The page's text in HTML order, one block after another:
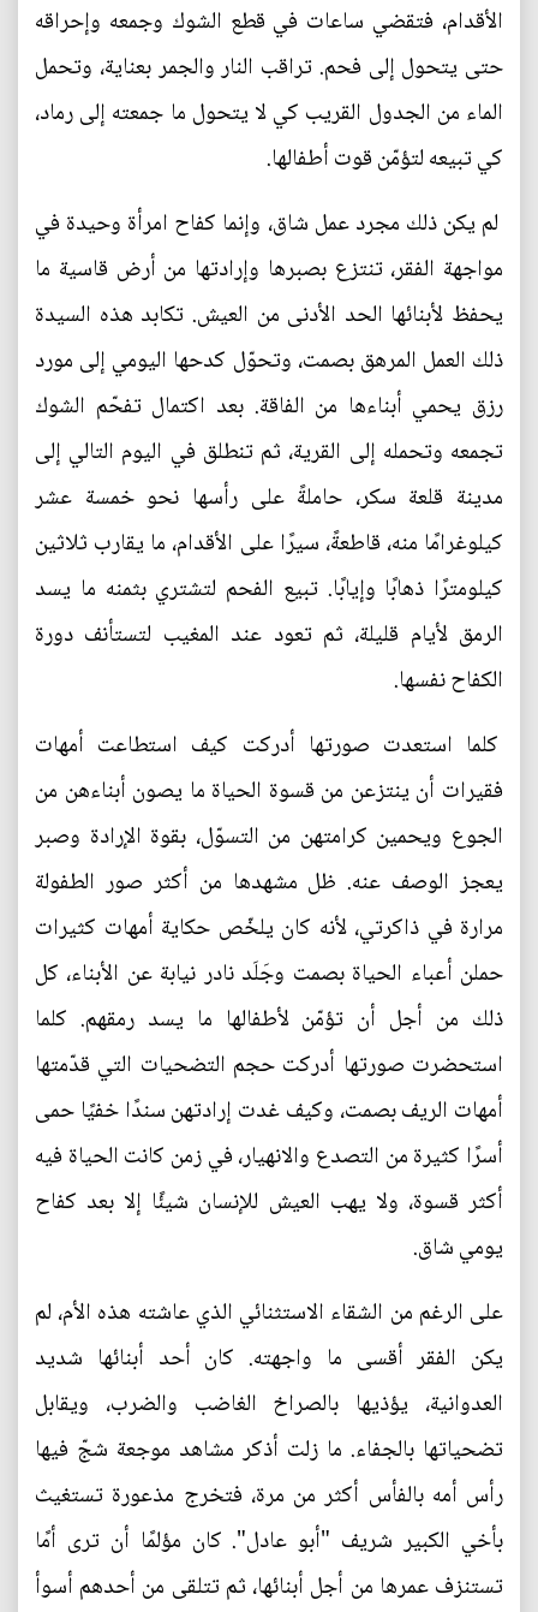
الأقدام، فتقضي ساعات في قطع الشوك وجمعه وإحراقه
حتى يتحول إلى فحم. تراقب النار والجمر بعناية، وتحمل
الماء من الجدول القريب كي لا يتحول ما جمعته إلى رماد،
كي تبيعه لتؤمّن قوت أطفالها.
لم يكن ذلك مجرد عمل شاق، وإنما كفاح امرأة وحيدة في
مواجهة الفقر، تنتزع بصبرها وإرادتها من أرض قاسية ما
يحفظ لأبنائها الحد الأدنى من العيش. تكابد هذه السيدة
ذلك العمل المرهق بصمت، وتحوّل كدحها اليومي إلى مورد
رزق يحمي أبناءها من الفاقة. بعد اكتمال تفحّم الشوك
تجمعه وتحمله إلى القرية، ثم تنطلق في اليوم التالي إلى
مدينة قلعة سكر، حاملةً على رأسها نحو خمسة عشر
كيلوغرامًا منه، قاطعةً، سيرًا على الأقدام، ما يقارب ثلاثين
كيلومترًا ذهابًا وإيابًا. تبيع الفحم لتشتري بثمنه ما يسد
الرمق لأيام قليلة، ثم تعود عند المغيب لتستأنف دورة
الكفاح نفسها.
كلما استعدت صورتها أدركت كيف استطاعت أمهات
فقيرات أن ينتزعن من قسوة الحياة ما يصون أبناءهن من
الجوع ويحمين كرامتهن من التسوّل، بقوة الإرادة وصبر
يعجز الوصف عنه. ظل مشهدها من أكثر صور الطفولة
مرارة في ذاكرتي، لأنه كان يلخّص حكاية أمهات كثيرات
حملن أعباء الحياة بصمت وجَلَد نادر نيابة عن الأبناء، كل
ذلك من أجل أن تؤمّن لأطفالها ما يسد رمقهم. كلما
استحضرت صورتها أدركت حجم التضحيات التي قدّمتها
أمهات الريف بصمت، وكيف غدت إرادتهن سندًا خفيًا حمى
أسرًا كثيرة من التصدع والانهيار، في زمن كانت الحياة فيه
أكثر قسوة، ولا يهب العيش للإنسان شيئًا إلا بعد كفاح
يومي شاق.
على الرغم من الشقاء الاستثنائي الذي عاشته هذه الأم، لم
يكن الفقر أقسى ما واجهته. كان أحد أبنائها شديد
العدوانية، يؤذيها بالصراخ الغاضب والضرب، ويقابل
تضحياتها بالجفاء. ما زلت أذكر مشاهد موجعة شجّ فيها
رأس أمه بالفأس أكثر من مرة، فتخرج مذعورة تستغيث
بأخي الكبير شريف "أبو عادل". كان مؤلمًا أن ترى أمًا
تستنزف عمرها من أجل أبنائها، ثم تتلقى من أحدهم أسوأ